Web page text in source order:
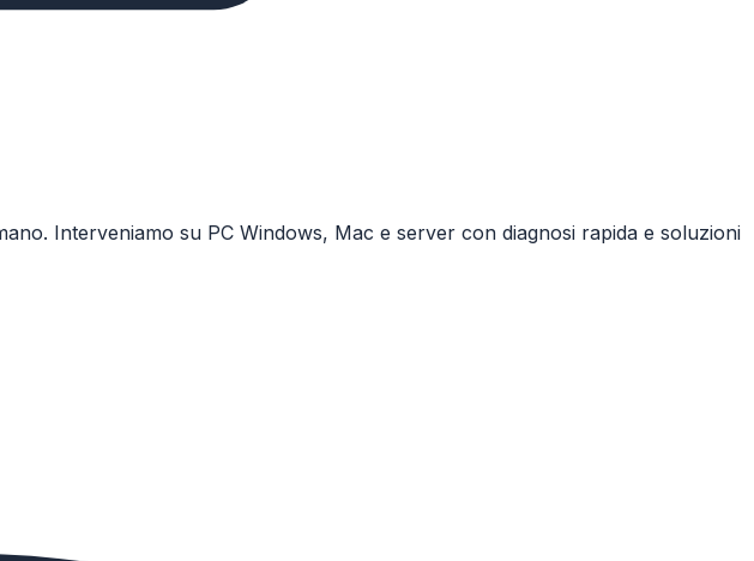
Interveniamo su PC Windows, Mac e server con diagnosi rapida e soluzioni